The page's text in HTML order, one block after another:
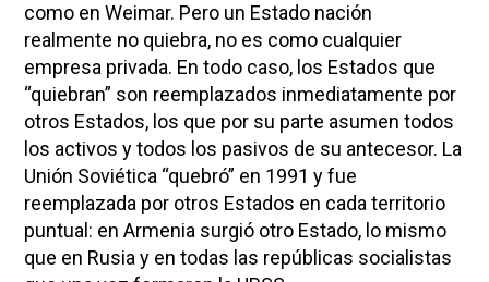
como en Weimar. Pero un Estado nación
realmente no quiebra, no es como cualquier
empresa privada. En todo caso, los Estados que
“quiebran” son reemplazados inmediatamente por
otros Estados, los que por su parte asumen todos
los activos y todos los pasivos de su antecesor. La
Unión Soviética “quebró” en 1991 y fue
reemplazada por otros Estados en cada territorio
puntual: en Armenia surgió otro Estado, lo mismo
que en Rusia y en todas las repúblicas socialistas